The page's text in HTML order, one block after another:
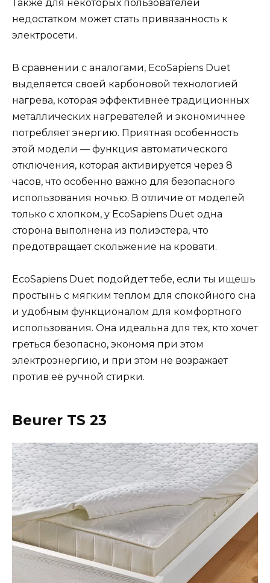
Также для некоторых пользователей
недостатком может стать привязанность к
электросети.
В сравнении с аналогами, EcoSapiens Duet
выделяется своей карбоновой технологией
нагрева, которая эффективнее традиционных
металлических нагревателей и экономичнее
потребляет энергию. Приятная особенность
этой модели — функция автоматического
отключения, которая активируется через 8
часов, что особенно важно для безопасного
использования ночью. В отличие от моделей
только с хлопком, у EcoSapiens Duet одна
сторона выполнена из полиэстера, что
предотвращает скольжение на кровати.
EcoSapiens Duet подойдет тебе, если ты ищешь
простынь с мягким теплом для спокойного сна
и удобным функционалом для комфортного
использования. Она идеальна для тех, кто хочет
греться безопасно, экономя при этом
электроэнергию, и при этом не возражает
против её ручной стирки.
Beurer TS 23